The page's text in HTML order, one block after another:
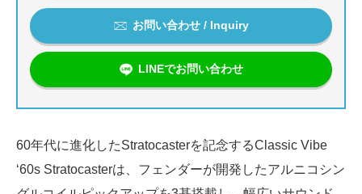
お問い合わせ / Inquiry
LINEでお問い合わせ
60年代に進化したStratocasterを記念するClassic Vibe
‘60s Stratocasterは、フェンダーが開発したアルニコシン